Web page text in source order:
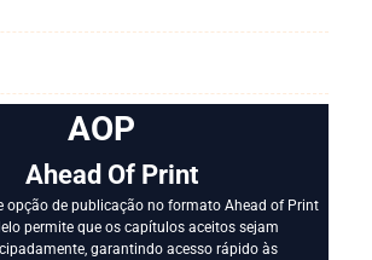
AOP
Ahead Of Print
opção de publicação no formato Ahead of Print
permite que os capítulos aceitos sejam
garantindo acesso rápido às